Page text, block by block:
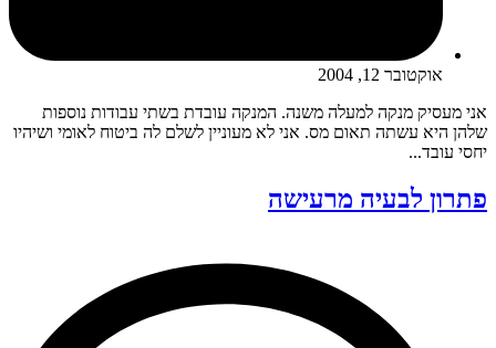
אוקטובר 12, 2004
אני מעסיק מנקה למעלה משנה. המנקה עובדת בשתי עבודות נוספות
שלהן היא עשתה תאום מס. אני לא מעוניין לשלם לה ביטוח לאומי ושיהיו
יחסי עובד...
פתרון לבעיה מרעישה